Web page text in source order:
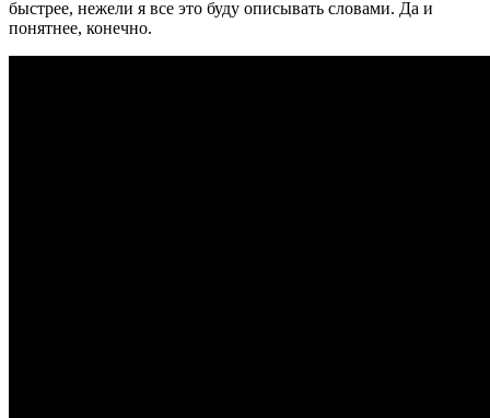
быстрее, нежели я все это буду описывать словами. Да и
понятнее, конечно.